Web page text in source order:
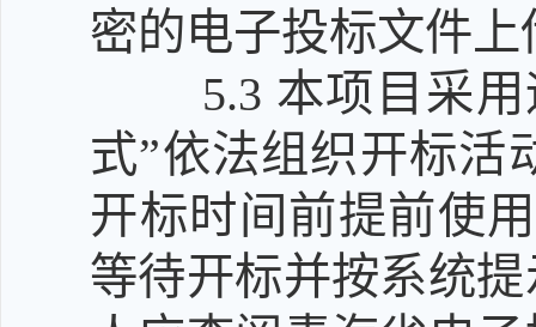
密的电子投标文件上
5.3 本项目采
式”依法组织开标活
开标时间前提前使
等待开标并按系统